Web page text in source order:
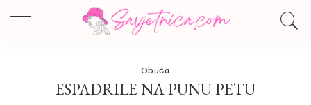
Obuća
ESPADRILE NA PUNU PETU